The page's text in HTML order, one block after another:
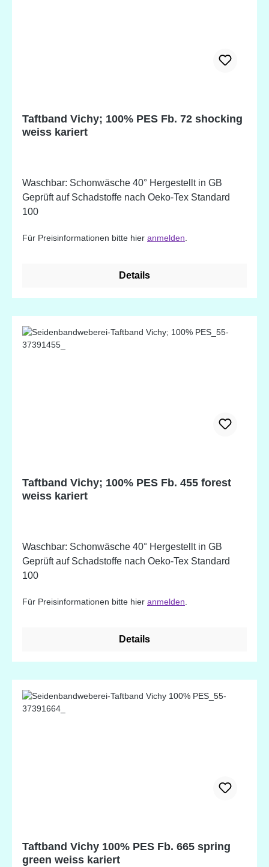
Taftband Vichy; 100% PES Fb. 72 shocking
weiss kariert
Waschbar: Schonwäsche 40° Hergestellt in GB
Geprüft auf Schadstoffe nach Oeko-Tex Standard
100
Für Preisinformationen bitte hier anmelden
Details
Taftband Vichy; 100% PES Fb. 455 forest
weiss kariert
Waschbar: Schonwäsche 40° Hergestellt in GB
Geprüft auf Schadstoffe nach Oeko-Tex Standard
100
Für Preisinformationen bitte hier anmelden
Details
Taftband Vichy 100% PES Fb. 665 spring
green weiss kariert